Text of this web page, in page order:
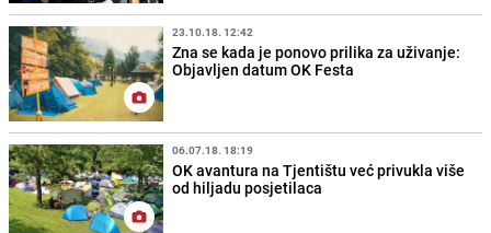
23.10.18. 12:42
Zna se kada je ponovo prilika za uživanje:
Objavljen datum OK Festa
06.07.18. 18:19
OK avantura na Tjentištu već privukla više
od hiljadu posjetilaca